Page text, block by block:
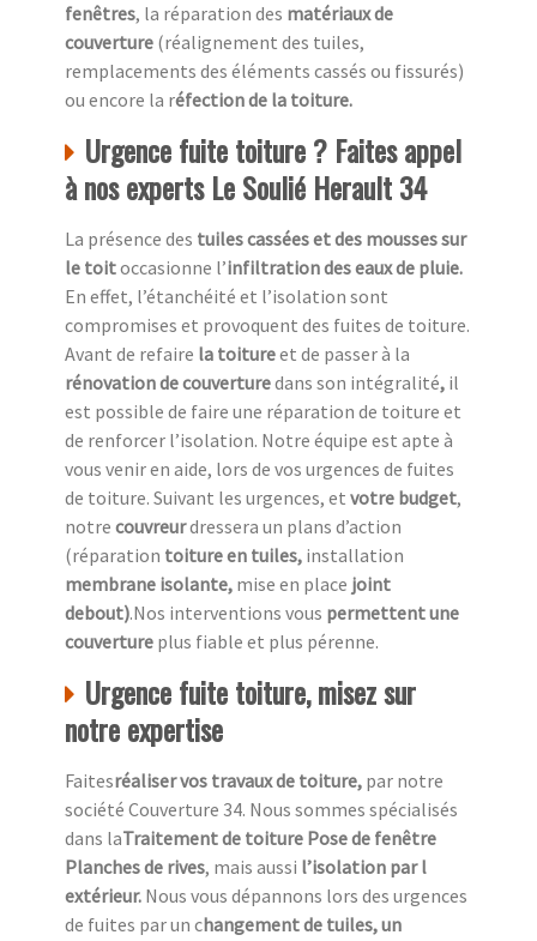
fenêtres, la réparation des matériaux de
couverture (réalignement des tuiles,
remplacements des éléments cassés ou fissurés)
ou encore la réfection de la toiture.
Urgence fuite toiture ? Faites appel
à nos experts Le Soulié Herault 34
La présence des tuiles cassées et des mousses sur
le toitoccasionne l’infiltration des eaux de pluie.
En effet, l’étanchéité et l’isolation sont
compromises et provoquent des fuites de toiture.
Avant de refaire la toitureet de passer à la
rénovation de couverturedans son intégralité, il
est possible de faire une réparation de toiture et
de renforcer l’isolation. Notre équipe est apte à
vous venir en aide, lors de vos urgences de fuites
de toiture. Suivant les urgences, et votre budget,
notre couvreurdressera un plans d’action
(réparation toiture en tuiles, installation
membrane isolante, mise en place joint
debout).Nos interventions vous permettent une
couverture plus fiable et plus pérenne.
Urgence fuite toiture, misez sur
notre expertise
Faitesréaliser vos travaux de toiture, par notre
société Couverture 34. Nous sommes spécialisés
dans laTraitement de toiture Pose de fenêtre
Planches de rives, mais aussi l’isolation par l
extérieur. Nous vous dépannons lors des urgences
de fuites par un changement de tuiles, un